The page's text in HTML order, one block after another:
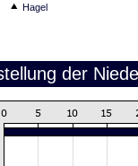
Hagel
der